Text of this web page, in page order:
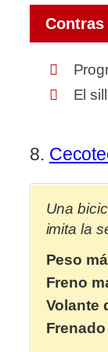
Contras
El
8.
Una
imita la
Peso
Freno
Volante